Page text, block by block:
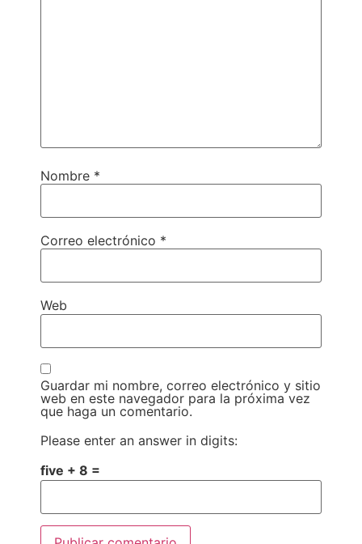
Nombre *
Correo electrónico *
Web
Guardar mi nombre, correo electrónico y sitio
web en este navegador para la próxima vez
que haga un comentario.
Please enter an answer in digits:
five + 8 =